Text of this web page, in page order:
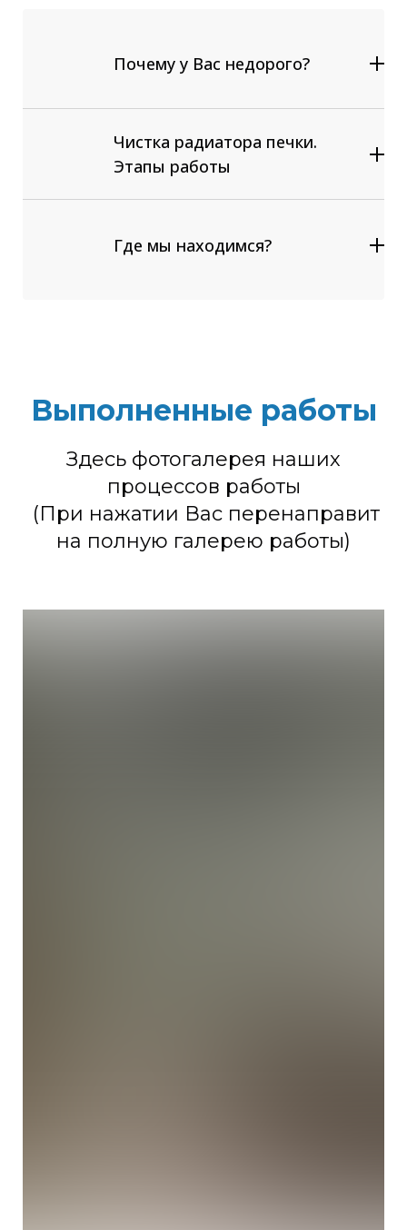
Перегрев двигателя;
Увеличение давления в системе
охлаждения;
Кипение системы охлаждения
автомобиля;
Почему у Вас недорого?
Чистка радиатора печки.
Этапы работы
оборудование для промывки
Где мы находимся?
Выполненные работы
Здесь фотогалерея наших
процессов работы
(При нажатии Вас перенаправит
на полную галерею работы)